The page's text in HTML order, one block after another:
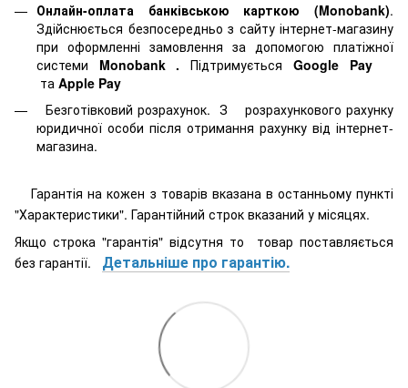
Онлайн-оплата банківською карткою (Monobank).
Здійснюється безпосередньо з сайту інтернет-магазину
при оформленні замовлення за допомогою платіжної
системи Monobank .Підтримується Google Pay
та Apple Pay
Безготівковий розрахунок. З розрахункового рахунку
юридичної особи після отримання рахунку від інтернет-
магазина.
Гарантія на кожен з товарів вказана в останньому пункті
"Характеристики". Гарантійний строк вказаний у місяцях.
Якщо строка "гарантія" відсутня то товар поставляється
без гарантії. Детальніше про гарантію.